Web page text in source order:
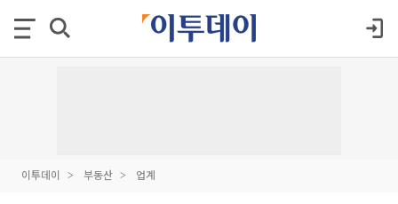
이투데이 부동산 업계